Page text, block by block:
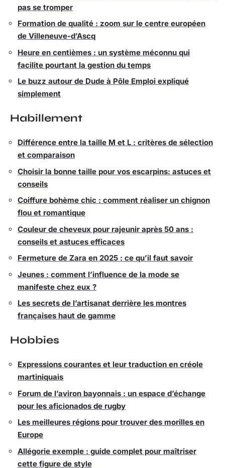
pas se tromper
Formation de qualité : zoom sur le centre européen
de Villeneuve-d’Ascq
Heure en centièmes : un système méconnu qui
facilite pourtant la gestion du temps
Le buzz autour de Dude à Pôle Emploi expliqué
simplement
Habillement
Différence entre la taille M et L : critères de sélection
et comparaison
Choisir la bonne taille pour vos escarpins: astuces et
conseils
Coiffure bohème chic : comment réaliser un chignon
flou et romantique
Couleur de cheveux pour rajeunir après 50 ans :
conseils et astuces efficaces
Fermeture de Zara en 2025 : ce qu’il faut savoir
Jeunes : comment l’influence de la mode se
manifeste chez eux ?
Les secrets de l’artisanat derrière les montres
françaises haut de gamme
Hobbies
Expressions courantes et leur traduction en créole
martiniquais
Forum de l’aviron bayonnais : un espace d’échange
pour les aficionados de rugby
Les meilleures régions pour trouver des morilles en
Europe
Allégorie exemple : guide complet pour maîtriser
cette figure de style